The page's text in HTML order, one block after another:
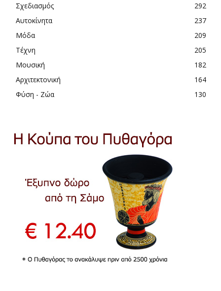
Σχεδιασμός
292
Αυτοκίνητα
237
Μόδα
209
Τέχνη
205
Μουσική
182
Αρχιτεκτονική
164
Φύση - Ζώα
130